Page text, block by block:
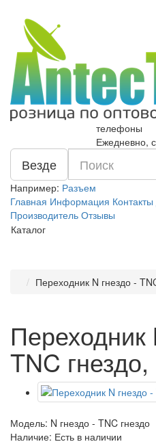
телефоны
Ежедневно,
Везде
Например: Разъем
Главная Информация Контакты
Производитель Отзывы
Каталог
Переходник N гнездо -
Переходник
TNC
Модель: N гнездо - TNC гнездо
Наличие: Есть в наличии